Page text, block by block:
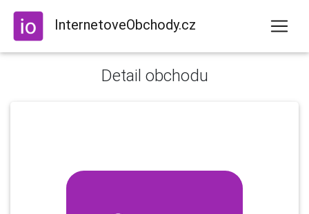
InternetoveObchody.cz
Detail obchodu